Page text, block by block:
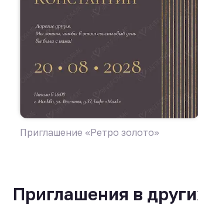
Приглашение «Ретро золото»
Приглашения в